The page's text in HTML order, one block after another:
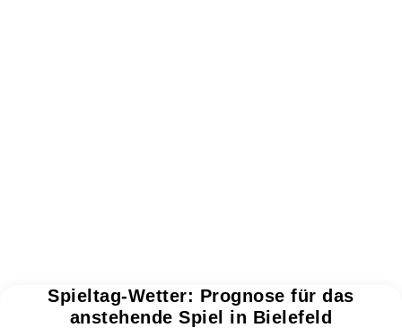
Spieltag-Wetter: Prognose für das
anstehende Spiel in Bielefeld